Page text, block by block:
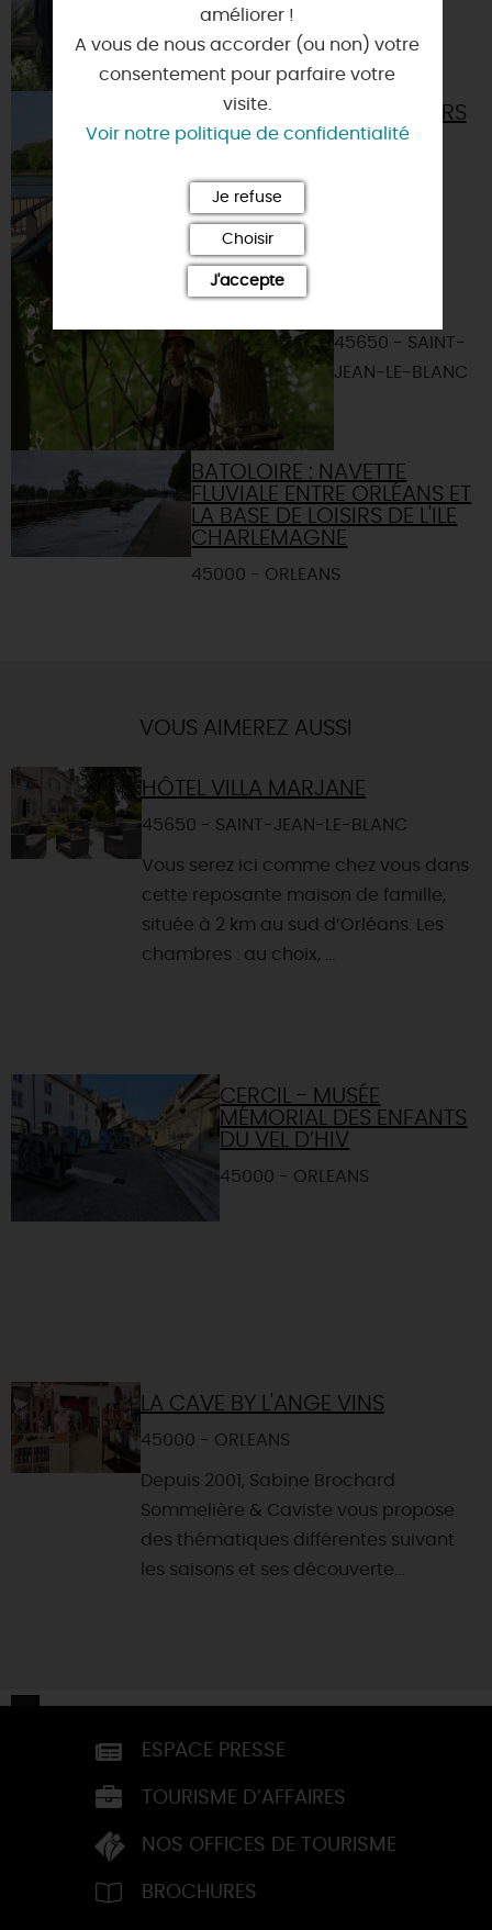
JEAN-LE-BLANC
BASE DE LOISIRS
DU PARC DE
JEAN-LE-BLANC
45650 - SAINT-
JEAN-LE-BLANC
BATOLOIRE : NAVETTE
FLUVIALE ENTRE ORLÉANS ET
LA BASE DE LOISIRS DE L'ILE
CHARLEMAGNE
45000 - ORLEANS
VOUS AIMEREZ AUSSI
HÔTEL VILLA MARJANE
45650 - SAINT-JEAN-LE-BLANC
Vous serez ici comme chez vous dans
cette reposante maison de famille,
située à 2 km au sud d’Orléans. Les
chambres : au choix, ...
CERCIL - MUSÉE
MÉMORIAL DES ENFANTS
DU VEL D’HIV
45000 - ORLEANS
LA CAVE BY L'ANGE VINS
45000 - ORLEANS
Depuis 2001, Sabine Brochard
Sommelière & Caviste vous propose
des thématiques différentes suivant
les saisons et ses découverte...
ESPACE PRESSE
TOURISME D’AFFAIRES
NOS OFFICES DE TOURISME
BROCHURES
améliorer !
A vous de nous accorder (ou non) votre
consentement pour parfaire votre
visite.
Voir notre politique de confidentialité
Je refuse
Choisir
J'accepte